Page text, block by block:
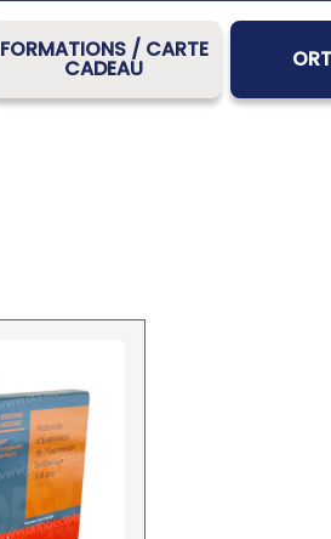
FORMATIONS / CARTE
CADEAU